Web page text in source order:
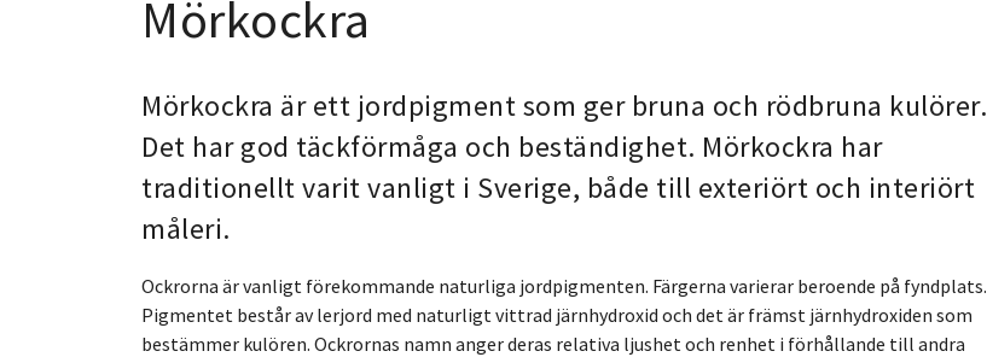
Mörkockra
Mörkockra är ett jordpigment som ger bruna och rödbruna kulörer.
Det har god täckförmåga och beständighet. Mörkockra har
traditionellt varit vanligt i Sverige, både till exteriört och interiört
måleri.
Ockrorna är vanligt förekommande naturliga jordpigmenten. Färgerna varierar beroende på fyndplats.
Pigmentet består av lerjord med naturligt vittrad järnhydroxid och det är främst järnhydroxiden som
bestämmer kulören. Ockrornas namn anger deras relativa ljushet och renhet i förhållande till andra